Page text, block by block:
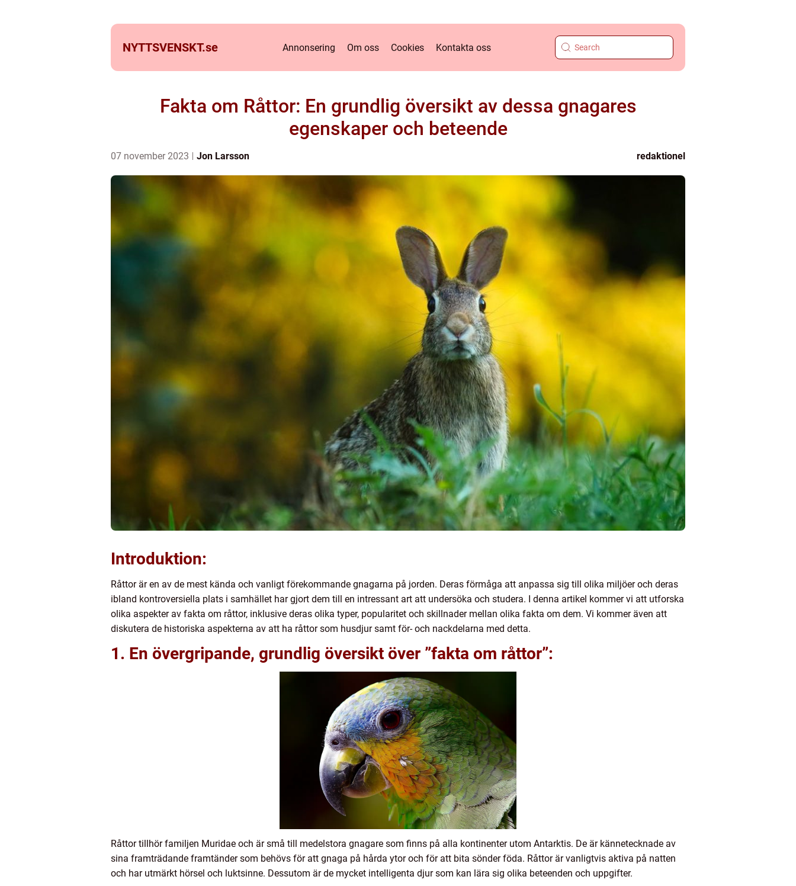
NYTTSVENSKT.se Annonsering Om oss Cookies Kontakta oss
Fakta om Råttor: En grundlig översikt av dessa gnagares
egenskaper och beteende
07 november 2023 Jon Larsson redaktionel
Introduktion:
Råttor är en av de mest kända och vanligt förekommande gnagarna på jorden. Deras förmåga att anpassa sig till olika miljöer och deras
ibland kontroversiella plats i samhället har gjort dem till en intressant art att undersöka och studera. I denna artikel kommer vi att utforska
olika aspekter av fakta om råttor, inklusive deras olika typer, popularitet och skillnader mellan olika fakta om dem. Vi kommer även att
diskutera de historiska aspekterna av att ha råttor som husdjur samt för- och nackdelarna med detta.
1. En övergripande, grundlig översikt över ”fakta om råttor”:
Råttor tillhör familjen Muridae och är små till medelstora gnagare som finns på alla kontinenter utom Antarktis. De är kännetecknade av
sina framträdande framtänder som behövs för att gnaga på hårda ytor och för att bita sönder föda. Råttor är vanligtvis aktiva på natten
och har utmärkt hörsel och luktsinne. Dessutom är de mycket intelligenta djur som kan lära sig olika beteenden och uppgifter.